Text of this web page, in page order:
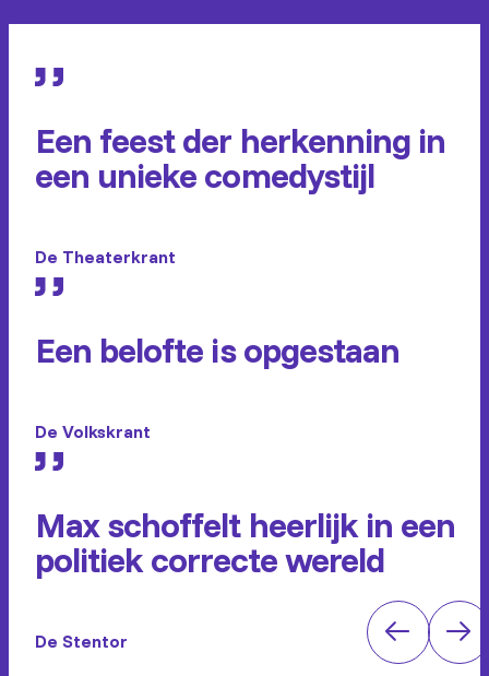
Een feest der herkenning in
een unieke comedystijl
De Theaterkrant
Een belofte is opgestaan
De Volkskrant
Max schoffelt heerlijk in een
politiek correcte wereld
De Stentor